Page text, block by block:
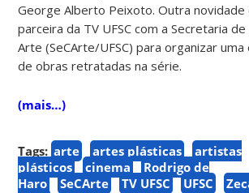
George Alberto Peixoto. Outra novidade
parceira da TV UFSC com a Secretaria de
Arte (SeCArte/UFSC) para organizar uma
de obras retratadas na série.
(mais…)
Tags: arte artes plásticas
artistas
plásticos
cinema
Rodrigo de
Haro
SeCArte TV UFSC UFSC